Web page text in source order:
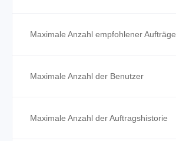
Maximale Anzahl empfohlener Aufträge
Maximale Anzahl der Benutzer
Maximale Anzahl der Auftragshistorie